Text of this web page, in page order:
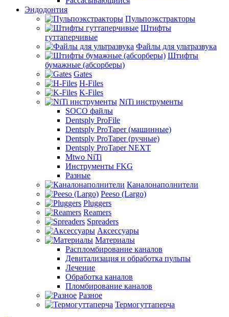
Эндодонтия
Пульпоэкстракторы
Штифты
гуттаперчивые
Файлы для ультразвука
Штифты
бумажные (абсорберы)
Gates
H-Files
K-Files
NiTi инструменты
SOCO файлы
Dentsply ProFile
Dentsply ProTaper (машинные)
Dentsply ProTaper (ручные)
Dentsply ProTaper NEXT
Mtwo NiTi
Инструменты FKG
Разные
Каналонаполнители
Peeso (Largo)
Pluggers
Reamers
Spreaders
Аксессуары
Материалы
Распломбирование каналов
Девитализация и обработка пульпы
Лечение
Обработка каналов
Пломбирование каналов
Разное
Термогуттаперча